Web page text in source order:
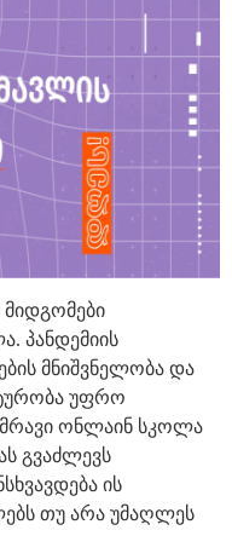
პანდემიის
მნიშვნელობა და
უფრო
ონლაინ სკოლა
გვაძლევს
ის
თუ არა უმაღლეს